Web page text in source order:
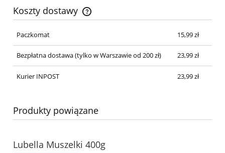
Koszty dostawy
Cena nie zawiera ewentualnych kosztów płatności
Paczkomat
15,99 zł
Bezpłatna dostawa(tylko w Warszawie od 200 zł) 23,99 zł
Kurier INPOST 23,99 zł
Produkty powiązane
Lubella Muszelki 400g